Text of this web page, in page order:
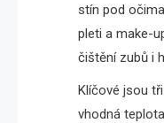
stín pod
pleti a make-
čištění zubů i
Klíčové jsou
vhodná